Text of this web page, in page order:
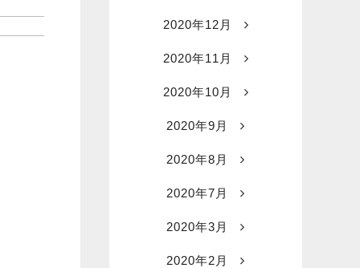
2020年12月
2020年11月
2020年10月
2020年9月
2020年8月
2020年7月
2020年3月
2020年2月